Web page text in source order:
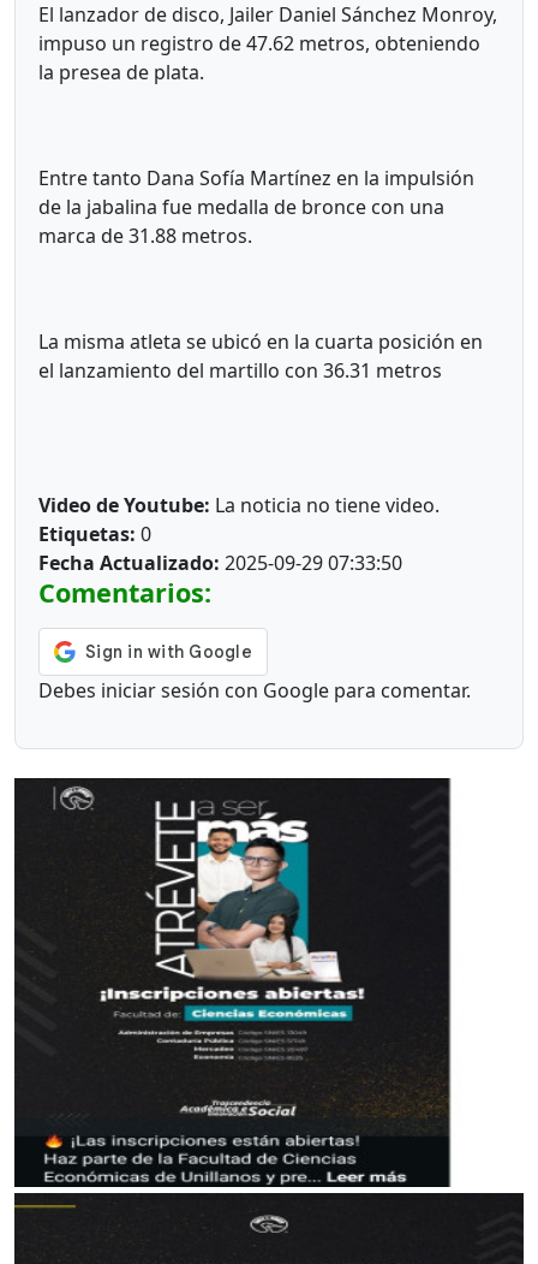
El lanzador de disco, Jailer Daniel Sánchez Monroy,
impuso un registro de 47.62 metros, obteniendo
la presea de plata.
Entre tanto Dana Sofía Martínez en la impulsión
de la jabalina fue medalla de bronce con una
marca de 31.88 metros.
La misma atleta se ubicó en la cuarta posición en
el lanzamiento del martillo con 36.31 metros
Video de Youtube: La noticia no tiene video.
Etiquetas: 0
Fecha Actualizado: 2025-09-29 07:33:50
Comentarios:
Debes iniciar sesión con Google para comentar.